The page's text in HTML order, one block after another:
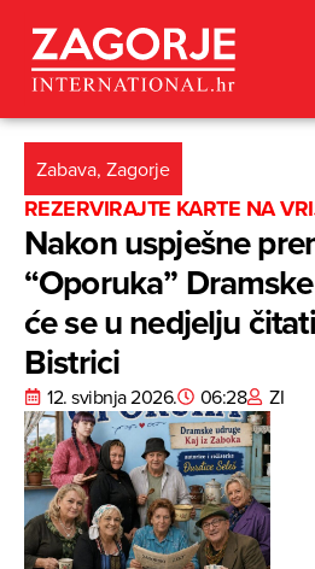
Zabava, Zagorje
REZERVIRAJTE KARTE NA
Nakon uspješne
“Oporuka”
će se u nedjelju
Bistrici
12. svibnja 2026. 06:28 ZI